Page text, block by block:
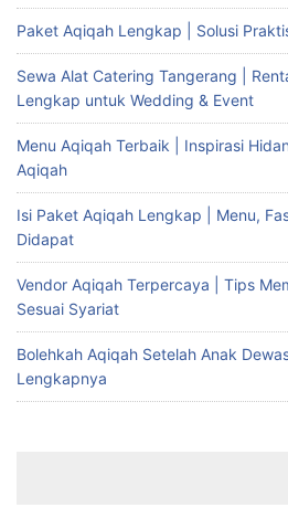
Paket Aqiqah Lengkap | Solusi
Sewa Alat Catering Tangerang |
Lengkap untuk Wedding & Event
Menu Aqiqah Terbaik | Inspirasi
Aqiqah
Isi Paket Aqiqah Lengkap | Menu,
Didapat
Vendor Aqiqah Terpercaya | Tips
Sesuai Syariat
Bolehkah Aqiqah Setelah Anak
Lengkapnya